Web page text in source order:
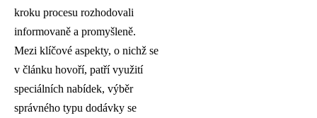
kroku procesu rozhodovali
informovaně a promyšleně.
Mezi klíčové aspekty, o nichž se
v článku hovoří, patří využití
speciálních nabídek, výběr
správného typu dodávky se